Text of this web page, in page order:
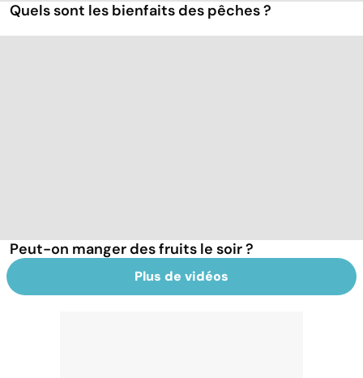
Quels sont les bienfaits des pêches ?
Peut-on manger des fruits le soir ?
Plus de vidéos